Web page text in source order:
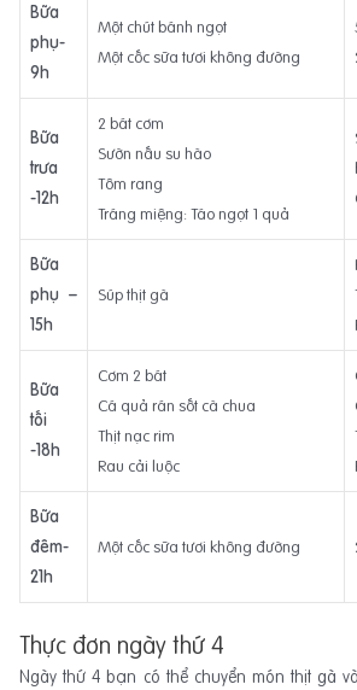
Bữa
phụ-
9h
Một chút bánh ngọt
Một cốc sữa tươi không đường
Bữa
trưa
-12h
2 bát cơm
Sườn nấu su hào
Tôm rang
Tráng miệng: Táo ngọt 1 quả
Bữa
phụ –
15h
Súp thịt gà
Bữa
tối
-18h
Cơm 2 bát
Cá quả rán sốt cà chua
Thịt nạc rim
Rau cải luộc
Bữa
đêm-
21h
Một cốc sữa tươi không đường
Thực đơn ngày thứ 4
Ngày thứ 4 bạn có thể chuyển món thịt gà